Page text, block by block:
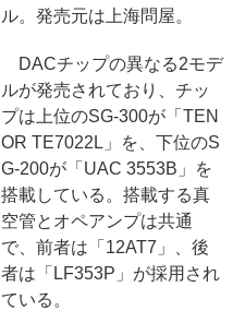
ル。発売元は上海問屋。
DACチップの異なる2モデ
ルが発売されており、チッ
プは上位のSG-300が「TEN
OR TE7022L」を、下位のS
G-200が「UAC 3553B」を
搭載している。搭載する真
空管とオペアンプは共通
で、前者は「12AT7」、後
者は「LF353P」が採用され
ている。